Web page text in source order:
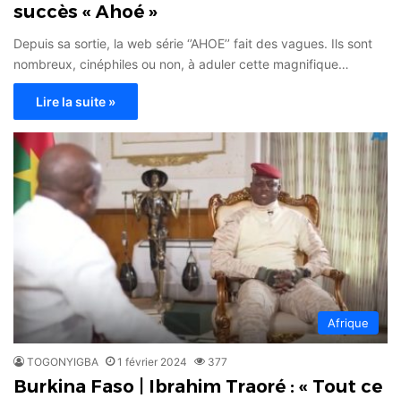
succès « Ahoé »
Depuis sa sortie, la web série ‘’AHOE’’ fait des vagues. Ils sont
nombreux, cinéphiles ou non, à aduler cette magnifique…
Lire la suite »
Afrique
TOGONYIGBA 1 février 2024 377
Burkina Faso | Ibrahim Traoré : « Tout ce